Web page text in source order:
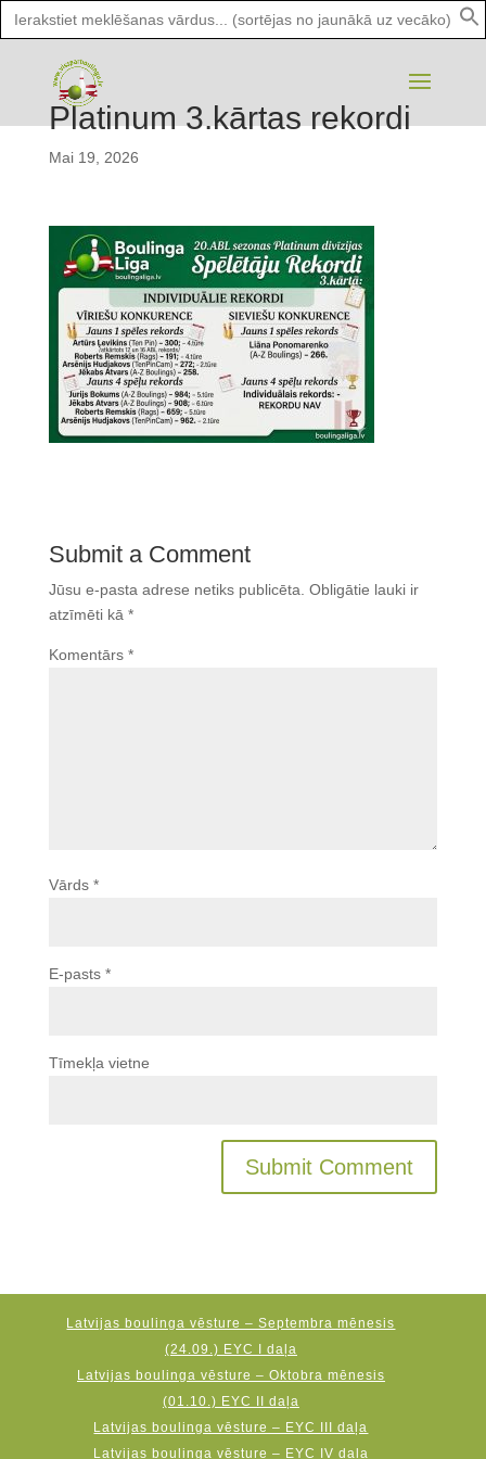
Search
for:
Platinum 3.kārtas rekordi
Mai 19, 2026
Submit a Comment
Jūsu e-pasta adrese netiks publicēta. Obligātie lauki ir
atzīmēti kā *
Komentārs *
Vārds *
E-pasts *
Tīmekļa vietne
Latvijas boulinga vēsture – Septembra mēnesis
(24.09.) EYC I daļa
Latvijas boulinga vēsture – Oktobra mēnesis
(01.10.) EYC II daļa
Latvijas boulinga vēsture – EYC III daļa
Latvijas boulinga vēsture – EYC IV daļa